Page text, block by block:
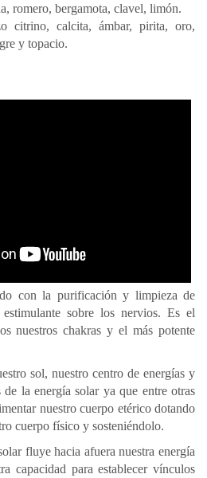
romero, bergamota, clavel, limón.
citrino, calcita, ámbar, pirita, oro,
y topacio.
con la purificación y limpieza de
sobre los nervios. Es el
nuestros chakras y el más potente
sol, nuestro centro de energías y
la energía solar ya que entre otras
nuestro cuerpo etérico dotando
cuerpo físico y sosteniéndolo.
fluye hacia afuera nuestra energía
capacidad para establecer vínculos